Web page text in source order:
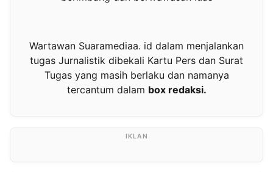
Wartawan Suaramediaa. id dalam menjalankan
tugas Jurnalistik dibekali Kartu Pers dan Surat
Tugas yang masih berlaku dan namanya
tercantum dalam box redaksi.